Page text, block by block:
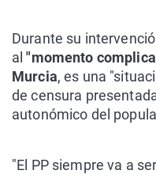
Durante su
al "momento
Murcia, es una
de censura
autonómico del
"El PP siempre va a